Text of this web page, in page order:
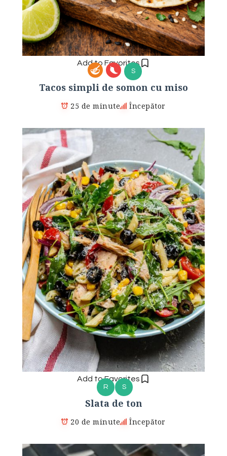
Add to Favorites
S
Tacos simpli de somon cu miso
25 de minute Începător
Add to Favorites
R S
Slata de ton
20 de minute Începător